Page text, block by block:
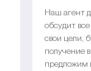
Наш агент
обсудит
свои цели,
получение
предложим